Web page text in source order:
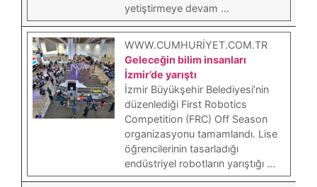
yetiştirmeye devam ...
WWW.CUMHURIYET.COM.TR
Geleceğin bilim insanları
İzmir’de yarıştı
İzmir Büyükşehir Belediyesi’nin
düzenlediği First Robotics
Competition (FRC) Off Season
organizasyonu tamamlandı. Lise
öğrencilerinin tasarladığı
endüstriyel robotların yarıştığı ...